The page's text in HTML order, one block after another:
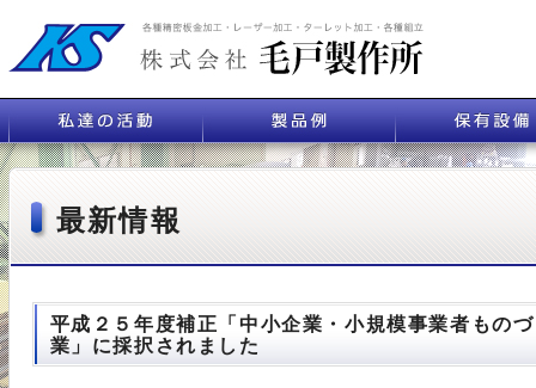
最新情報
平成２５年度補正「中小企業・小規模事業者もの
業」に採択されました